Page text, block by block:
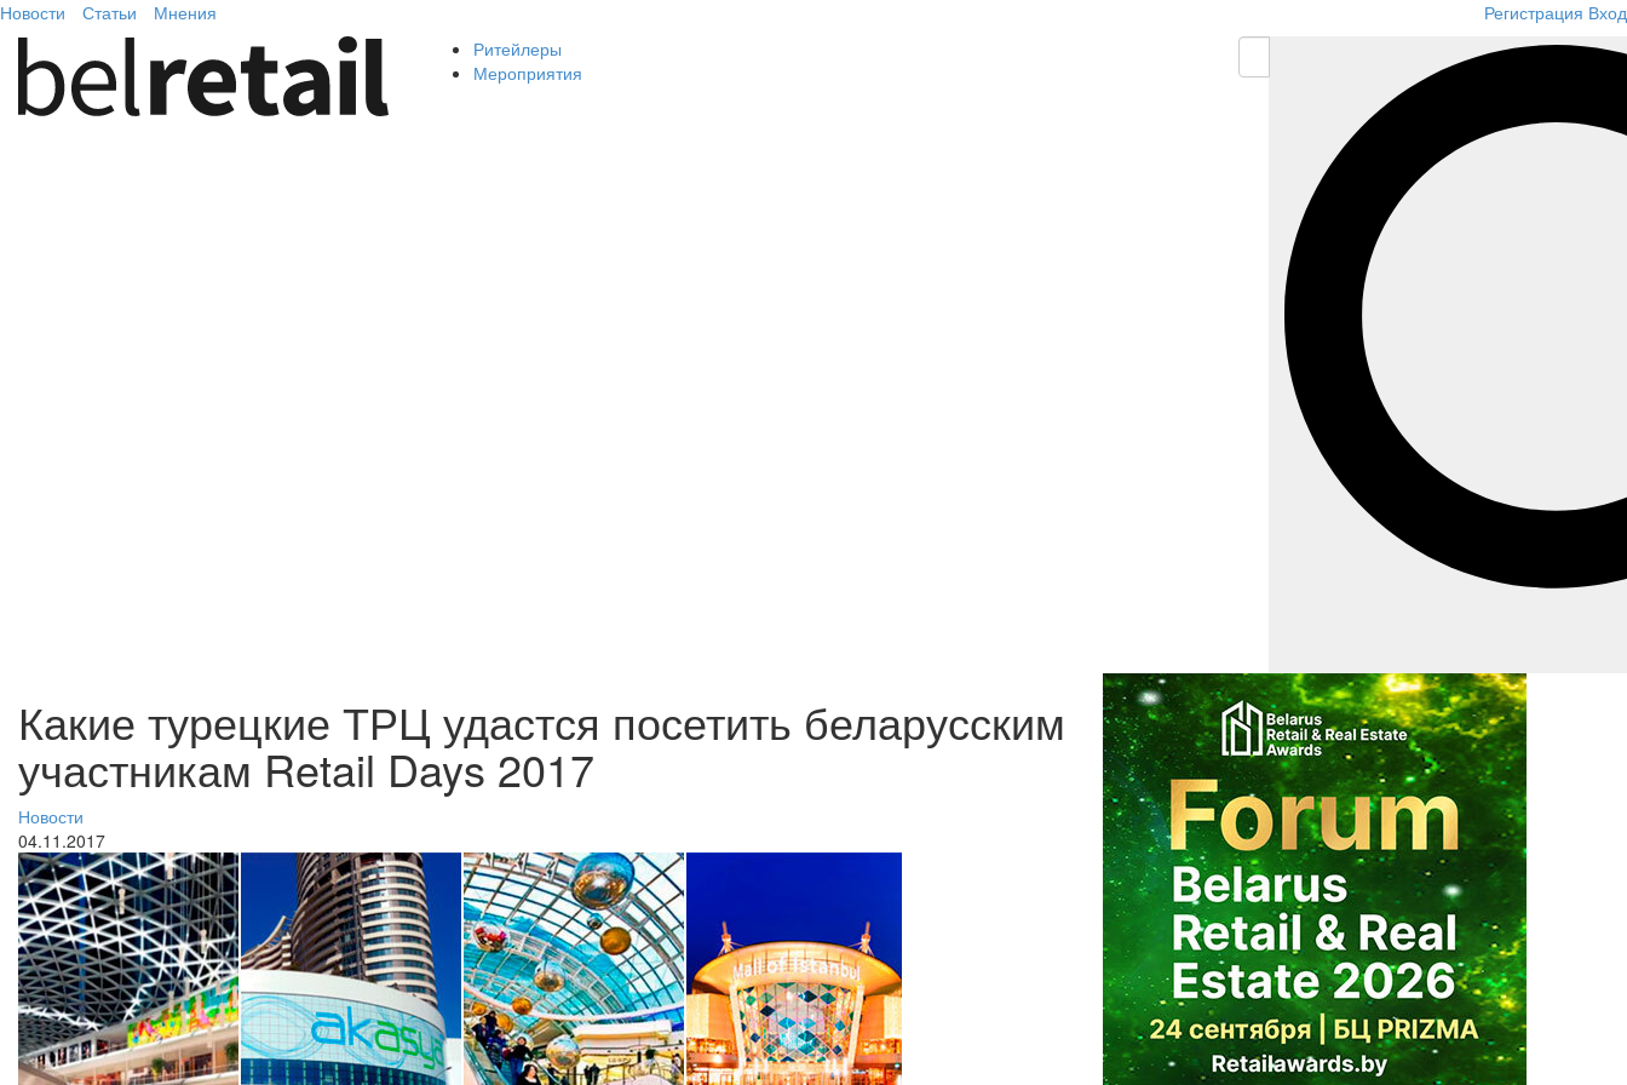
Новости Статьи Мнения Регистрация Вход
Ритейлеры
Мероприятия
Какие турецкие ТРЦ удастся посетить беларусским
участникам Retail Days 2017
Новости
04.11.2017